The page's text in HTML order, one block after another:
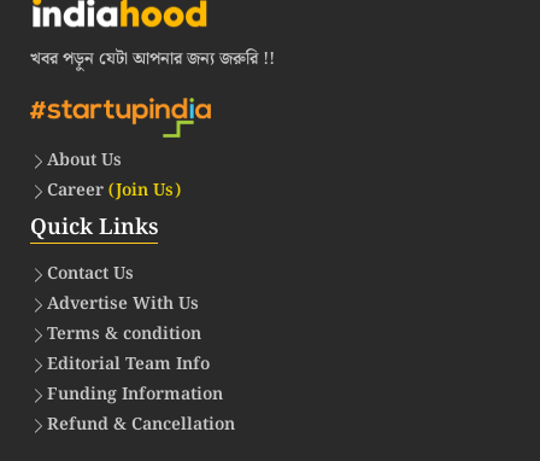
খবর পড়ুন যেটা আপনার জন্য জরুরি !!
About Us
Career(Join Us)
Quick Links
Contact Us
Advertise With Us
Terms & condition
Editorial Team Info
Funding Information
Refund & Cancellation